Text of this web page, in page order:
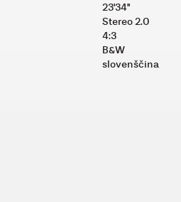
23'34''
Stereo 2.0
4:3
B&W
slovenščina